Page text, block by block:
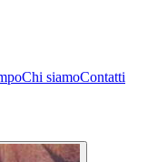
Chi siamoContatti